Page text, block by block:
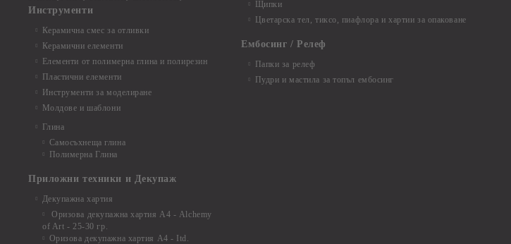
Инструменти
Керамична смес за отливки
Керамични елементи
Елементи от полимерна глина и полирезин
Пластични елементи
Инструменти за моделиране
Молдове и шаблони
Глина
Самосъхнеща глина
Полимерна Глина
Приложни техники и Декупаж
Декупажна хартия
Оризова декупажна хартия А4 - Alchemy
of Art - 25-30 гр.
Оризова декупажна хартия А4 - Itd.
Щипки
Цветарска тел, тиксо, пиафлора и хартии за опаковане
Ембосинг / Релеф
Папки за релеф
Пудри и мастила за топъл ембосинг